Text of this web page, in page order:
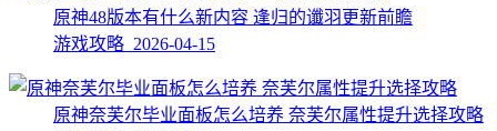
原神48版本有什么新内容 逢归的谶羽更新前瞻
游戏攻略 2026-04-15
原神奈芙尔毕业面板怎么培养 奈芙尔属性提升选择攻略